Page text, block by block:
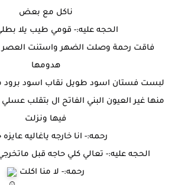
ناكل مع بعض
الحجه عليه:- قومي طيب يلا
فاقت رحمة وصلت الضهر واستنت العصر
هدومها
لبست فستان اسود طويل نقاب اسود برود
منها غير العيون البني الفاتح ال بتقلب
فيها ونزلت
رحمه:- انا خارجه ياغاليه
الحجه عليه:- تعالي كلي حاجه قبل
رحمه:- لا منا اكلت